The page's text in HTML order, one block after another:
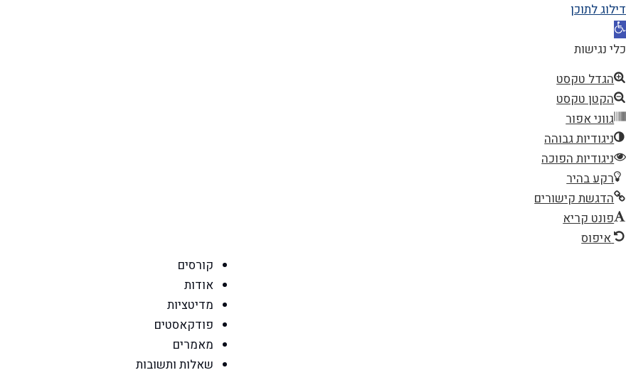
דילוג לתוכן
פתח
סרגל
נגישות
כלי נגישות
הגדל טקסט
הקטן טקסט
גווני אפור
ניגודיות גבוהה
ניגודיות הפוכה
רקע בהיר
הדגשת קישורים
פונט קריא
איפוס
קורסים
אודות
מדיטציות
פודקאסטים
מאמרים
שאלות ותשובות